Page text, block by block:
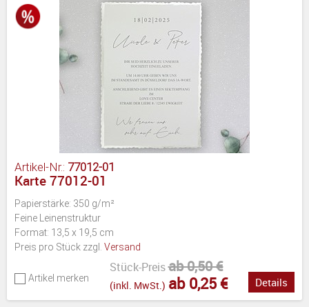
Artikel-Nr.: 77012-01
Karte 77012-01
Papierstärke: 350 g/m²
Feine Leinenstruktur
Format: 13,5 x 19,5 cm
Preis pro Stück zzgl. Versand
Artikel merken
Stück-Preisab 0,50 €
(inkl. MwSt.) ab 0,25 € Details